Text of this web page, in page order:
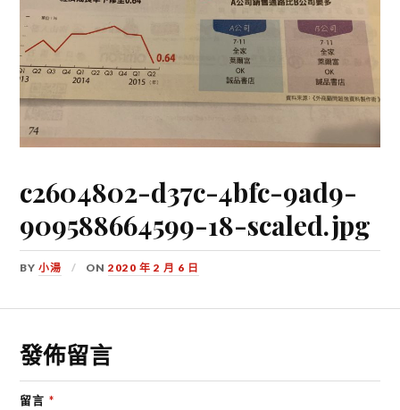
c2604802-d37c-4bfc-9ad9-
909588664599-18-scaled.jpg
BY小湯 ON2020 年 2 月 6 日
發佈留言
留言 *